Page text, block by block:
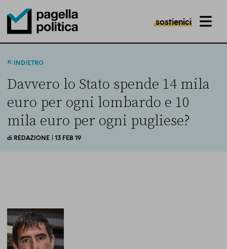
Pagella Politica Logo
sostienici MENU
INDIETRO
Davvero lo Stato spende 14 mila
euro per ogni lombardo e 10
mila euro per ogni pugliese?
di REDAZIONE | 13 FEB 19